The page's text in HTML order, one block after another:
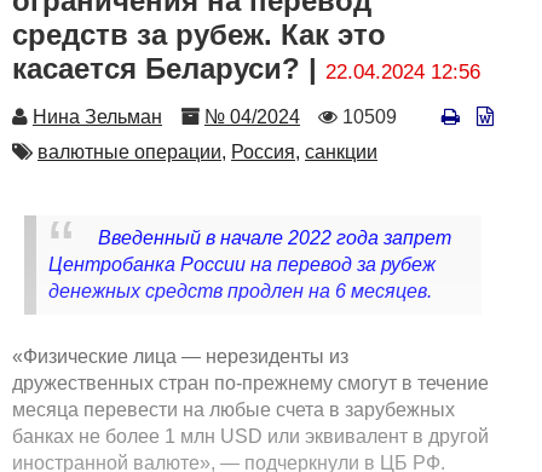
средств за рубеж. Как это
касается Беларуси? | 22.04.2024 12:56
Автор
Нина Зельман Номер
№ 04/2024
Количество
10509
Автор
валютные операции, Россия, санкции
Введенный в начале 2022 года запрет
Центробанка России на перевод за рубеж
денежных средств продлен на 6 месяцев.
«Физические лица — нерезиденты из
дружественных стран по-прежнему смогут в течение
месяца перевести на любые счета в зарубежных
банках не более 1 млн USD или эквивалент в другой
иностранной валюте», — подчеркнули в ЦБ РФ.